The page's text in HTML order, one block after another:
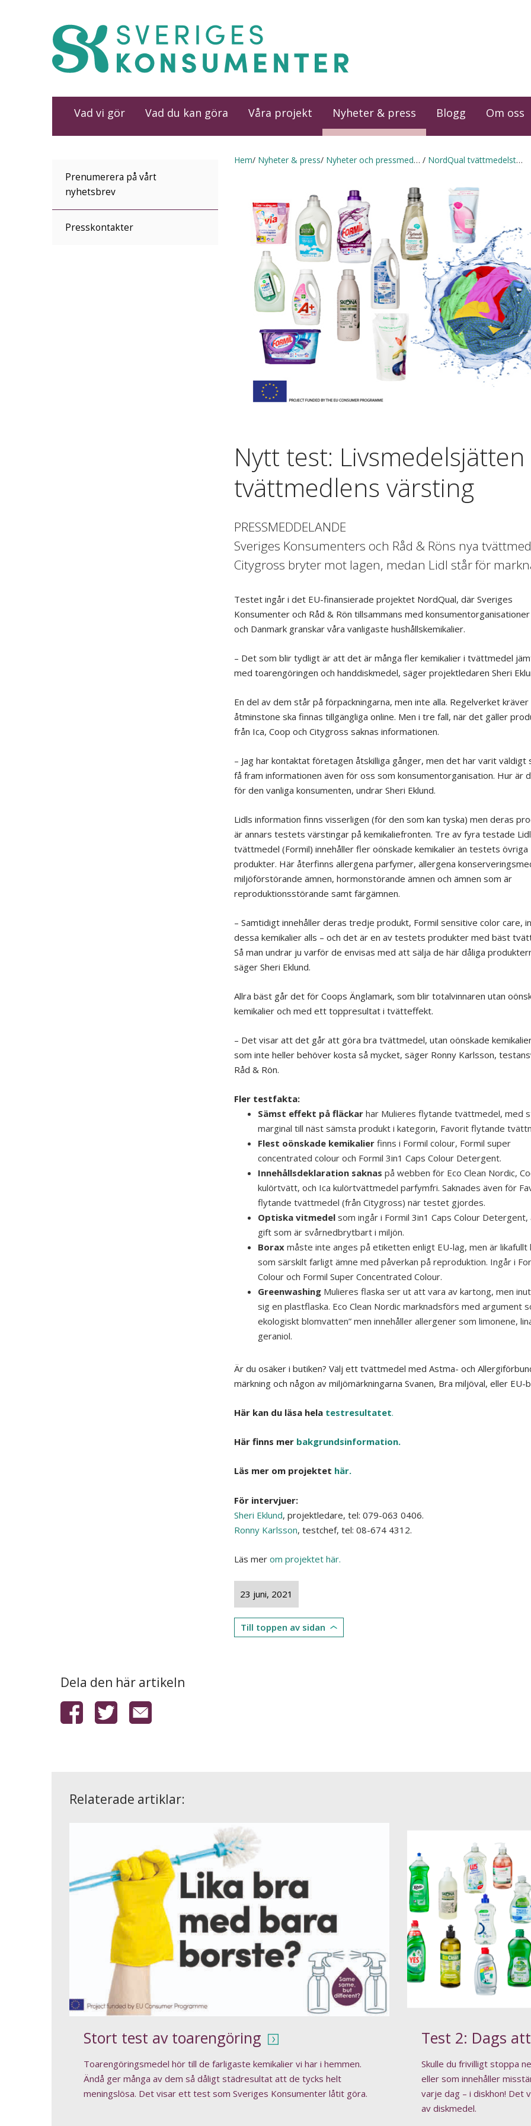
Vad vi gör Vad du kan göra Våra projekt Nyheter & press
Prenumerera på vårt
nyhetsbrev
Presskontakter
Blogg Om oss
Hem Nyheter & press Nyheter och pressmeddelanden NordQual tvättmedelstest
Nytt test:
tvättmedlens värsting
PRESSMEDDELANDE
Sveriges Konsumenters och Råd & Röns nya
Citygross bryter mot lagen, medan Lidl står för
Testet ingår i det EU-finansierade projektet NordQual, där Sveriges
Konsumenter och Råd & Rön tillsammans med konsumentorganisationer
och Danmark granskar våra vanligaste hushållskemikalier.
– Det som blir tydligt är att det är många fler kemikalier i tvättmedel
med toarengöringen och handdiskmedel, säger projektledaren Sheri
En del av dem står på förpackningarna, men inte alla. Regelverket
åtminstone ska finnas tillgängliga online. Men i tre fall, när det gäller
från Ica, Coop och Citygross saknas informationen.
– Jag har kontaktat företagen åtskilliga gånger, men det har varit
få fram informationen även för oss som konsumentorganisation. Hur är
för den vanliga konsumenten, undrar Sheri Eklund.
Lidls information finns visserligen (för den som kan tyska) men deras
är annars testets värstingar på kemikaliefronten. Tre av fyra testade
tvättmedel (Formil) innehåller fler oönskade kemikalier än testets övriga
produkter. Här återfinns allergena parfymer, allergena
miljöförstörande ämnen, hormonstörande ämnen och ämnen som är
reproduktionsstörande samt färgämnen.
– Samtidigt innehåller deras tredje produkt, Formil sensitive color care,
dessa kemikalier alls – och det är en av testets produkter med bäst
Så man undrar ju varför de envisas med att sälja de här dåliga
säger Sheri Eklund.
Allra bäst går det för Coops Änglamark, som blir totalvinnaren utan
kemikalier och med ett toppresultat i tvätteffekt.
– Det visar att det går att göra bra tvättmedel, utan oönskade
som inte heller behöver kosta så mycket, säger Ronny Karlsson,
Råd & Rön.
Fler testfakta:
Sämst effekt på fläckarhar Mulieres flytande tvättmedel, med
marginal till näst sämsta produkt i kategorin, Favorit flytande
Flest oönskade kemikalierfinns i Formil colour, Formil super
concentrated colour och Formil 3in1 Caps Colour Detergent.
Innehållsdeklaration saknas på webben för Eco Clean Nordic,
kulörtvätt, och Ica kulörtvättmedel parfymfri. Saknades även för
flytande tvättmedel (från Citygross) när testet gjordes.
Optiska vitmedelsom ingår i Formil 3in1 Caps Colour
gift som är svårnedbrytbart i miljön.
Boraxmåste inte anges på etiketten enligt EU-lag, men är likafullt
som särskilt farligt ämne med påverkan på reproduktion. Ingår i
Colour och Formil Super Concentrated Colour.
GreenwashingMulieres flaska ser ut att vara av kartong, men
sig en plastflaska. Eco Clean Nordic marknadsförs med argument
ekologiskt blomvatten” men innehåller allergener som limonene,
geraniol.
Är du osäker i butiken? Välj ett tvättmedel med Astma- och
märkning och någon av miljömärkningarna Svanen, Bra miljöval, eller EU-
Här kan du läsa hela testresultatet.
Här finns mer bakgrundsinformation.
Läs mer om projektet här.
För intervjuer:
Sheri Eklund, projektledare, tel: 079-063 0406.
Ronny Karlsson, testchef, tel: 08-674 4312.
Läs mer om projektet här.
23 juni, 2021
Till toppen av sidan
Dela den här artikeln
Relaterade artiklar:
Stort test av toarengöring
Toarengöringsmedel hör till de farligaste kemikalier vi har i hemmen.
Ändå ger många av dem så dåligt städresultat att de tycks helt
meningslösa. Det visar ett test som Sveriges Konsumenter låtit göra.
Test 2: Dags
Skulle du frivilligt stoppa
eller som innehåller
varje dag – i diskhon! Det
av diskmedel.